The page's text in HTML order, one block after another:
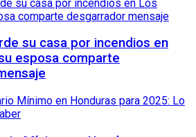
su casa por incendios en
esposa comparte